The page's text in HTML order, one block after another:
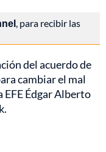
, para recibir las
del acuerdo de
cambiar el mal
EFE Édgar Alberto